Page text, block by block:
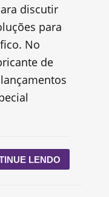
discutir
para
No
de
LENDO